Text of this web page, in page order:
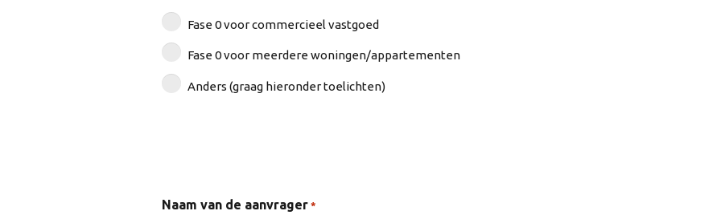
Fase 0 voor commercieel vastgoed
Fase 0 voor meerdere woningen/appartementen
Anders (graag hieronder toelichten)
Naam van de aanvrager *